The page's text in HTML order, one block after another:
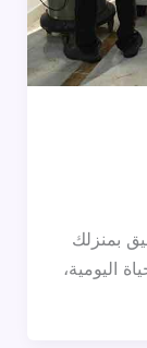
بمنزلك
اليومية،